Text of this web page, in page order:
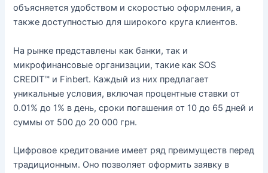
объясняется удобством и скоростью оформления, а
также доступностью для широкого круга клиентов.
На рынке представлены как банки, так и
микрофинансовые организации, такие как SOS
CREDIT™ и Finbert. Каждый из них предлагает
уникальные условия, включая процентные ставки от
0.01% до 1% в день, сроки погашения от 10 до 65 дней и
суммы от 500 до 20 000 грн.
Цифровое кредитование имеет ряд преимуществ перед
традиционным. Оно позволяет оформить заявку в